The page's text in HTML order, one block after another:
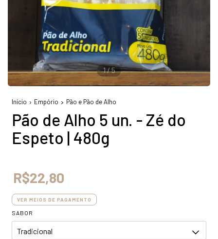
1/5
Início Empório Pão e Pão de Alho
Pão de Alho 5 un. - Zé do
Espeto | 480g
R$22,80
VER MEIOS DE PAGAMENTO
SABOR